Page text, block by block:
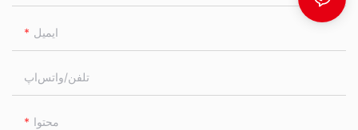
ایمیل
تلفن/واتس‌اپ
محتوا